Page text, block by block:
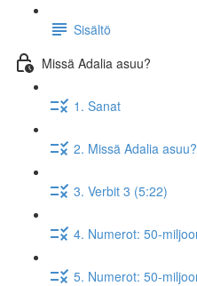
Sisältö
Missä Adalia asuu?
1. Sanat
2. Missä Adalia
3. Verbit 3 (5:22)
4. Numerot: 50-
5. Numerot: 50-